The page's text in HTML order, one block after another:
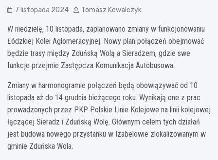
7 listopada 2024 Tomasz Kowalczyk
W niedzielę, 10 listopada, zaplanowano zmiany w funkcjonowaniu
Łódzkiej Kolei Aglomeracyjnej. Nowy plan połączeń obejmować
będzie trasy między Zduńską Wolą a Sieradzem, gdzie swe
funkcje przejmie Zastępcza Komunikacja Autobusowa.
Zmiany w harmonogramie połączeń będą obowiązywać od 10
listopada aż do 14 grudnia bieżącego roku. Wynikają one z prac
prowadzonych przez PKP Polskie Linie Kolejowe na linii kolejowej
łączącej Sieradz i Zduńską Wolę. Głównym celem tych działań
jest budowa nowego przystanku w Izabelowie zlokalizowanym w
gminie Zduńska Wola.